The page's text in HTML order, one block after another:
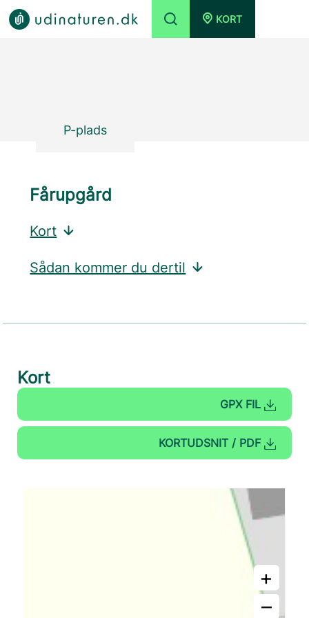
KORT
P-plads
Fårupgård
Kort
Sådan kommer du dertil
Kort
GPX FIL
KORTUDSNIT / PDF
+
–